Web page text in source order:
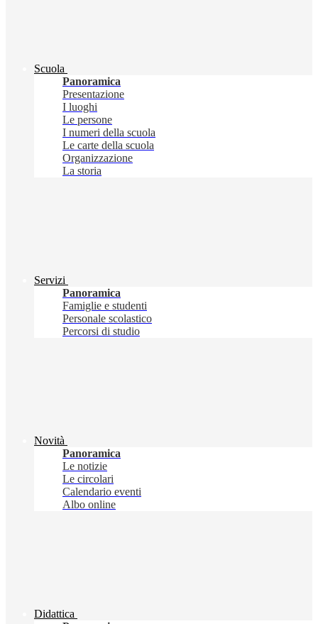
Scuola
Panoramica
Presentazione
I luoghi
Le persone
I numeri della scuola
Le carte della scuola
Organizzazione
La storia
Servizi
Panoramica
Famiglie e studenti
Personale scolastico
Percorsi di studio
Novità
Panoramica
Le notizie
Le circolari
Calendario eventi
Albo online
Didattica